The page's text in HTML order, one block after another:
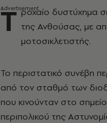
Τ ροχαίο δυστύχημα
της Ανθούσας, με
μοτοσικλετιστής.
Το περιστατικό συνέβη
από τον σταθμό των
που κινούνταν στο
περιπολικού της